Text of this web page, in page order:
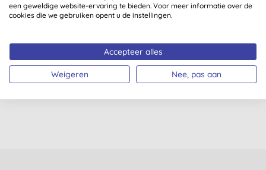
Attitude Oceanly
PHYTO-CLEANSE
Solid Gezichtsscrub
Odylique Organic
Repair Lotion 75ml
een geweldige website-ervaring te bieden. Voor meer informatie over de
cookies die we gebruiken opent u de instellingen.
Accepteer alles
Weigeren Nee, pas aan